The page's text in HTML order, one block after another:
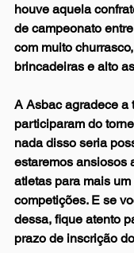
houve aquela
de campeonato
com muito
brincadeiras e alto
A Asbac agradece a
participaram do
nada disso seria
estaremos ansiosos
atletas para mais
competições. E se
dessa, fique atento
prazo de inscrição